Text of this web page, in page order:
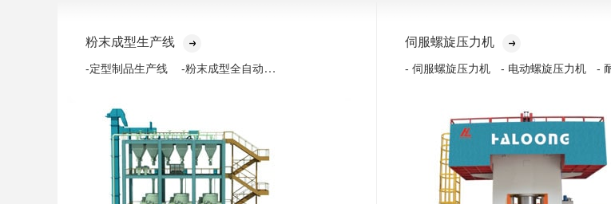
粉末成型生产线
-定型制品生产线 -粉末成型全自动化生产线
伺服螺旋压力机
- 伺服螺旋压力机 - 电动螺旋压力机